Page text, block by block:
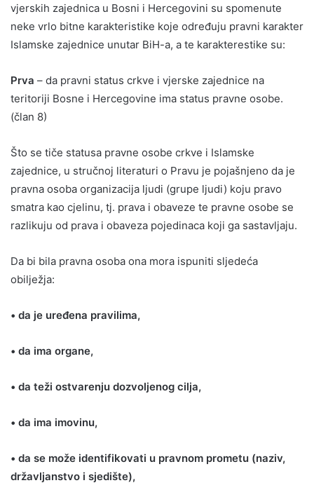
vjerskih zajednica u Bosni i Hercegovini su spomenute
neke vrlo bitne karakteristike koje određuju pravni karakter
Islamske zajednice unutar BiH-a, a te karakterestike su:
Prva – da pravni status crkve i vjerske zajednice na
teritoriji Bosne i Hercegovine ima status pravne osobe.
(član 8)
Što se tiče statusa pravne osobe crkve i Islamske
zajednice, u stručnoj literaturi o Pravu je pojašnjeno da je
pravna osoba organizacija ljudi (grupe ljudi) koju pravo
smatra kao cjelinu, tj. prava i obaveze te pravne osobe se
razlikuju od prava i obaveza pojedinaca koji ga sastavljaju.
Da bi bila pravna osoba ona mora ispuniti sljedeća
obilježja:
• da je uređena pravilima,
• da ima organe,
• da teži ostvarenju dozvoljenog cilja,
• da ima imovinu,
• da se može identifikovati u pravnom prometu (naziv,
državljanstvo i sjedište),